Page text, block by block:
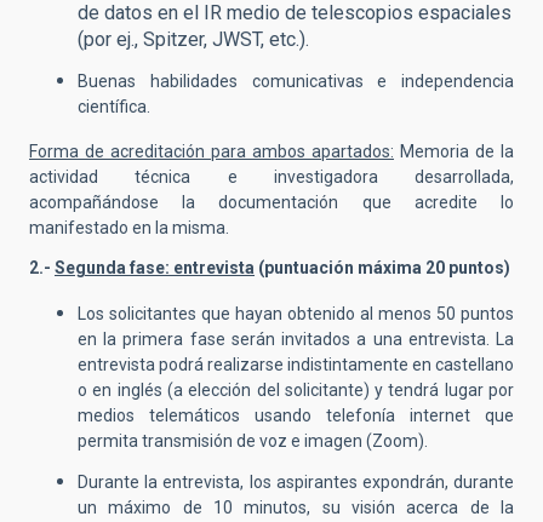
de datos en el IR medio de telescopios espaciales
(por ej., Spitzer, JWST, etc.).
Buenas habilidades comunicativas e independencia
científica.
Forma de acreditación para ambos apartados: Memoria de la
actividad técnica e investigadora desarrollada,
acompañándose la documentación que acredite lo
manifestado en la misma.
2.- Segunda fase: entrevista (puntuación máxima 20 puntos)
Los solicitantes que hayan obtenido al menos 50 puntos
en la primera fase serán invitados a una entrevista. La
entrevista podrá realizarse indistintamente en castellano
o en inglés (a elección del solicitante) y tendrá lugar por
medios telemáticos usando telefonía internet que
permita transmisión de voz e imagen (Zoom).
Durante la entrevista, los aspirantes expondrán, durante
un máximo de 10 minutos, su visión acerca de la